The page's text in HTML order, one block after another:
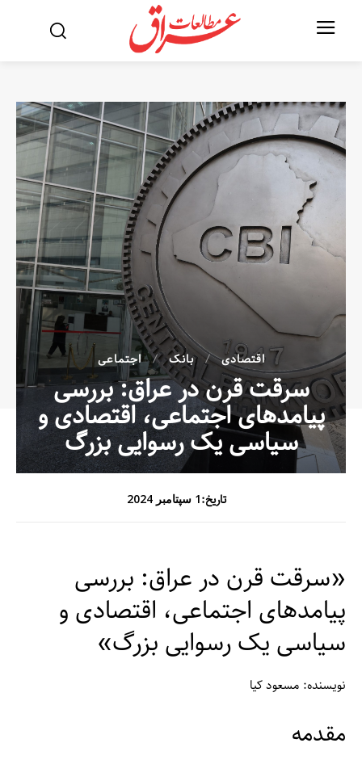
اقتصادی بانک اجتماعی
سرقت قرن در عراق: بررسی
پیامدهای اجتماعی، اقتصادی و
سیاسی یک رسوایی بزرگ
تاریخ:1 سپتامبر 2024
«سرقت قرن در عراق: بررسی
پیامدهای اجتماعی، اقتصادی و
سیاسی یک رسوایی بزرگ»
نویسنده: مسعود کیا
مقدمه